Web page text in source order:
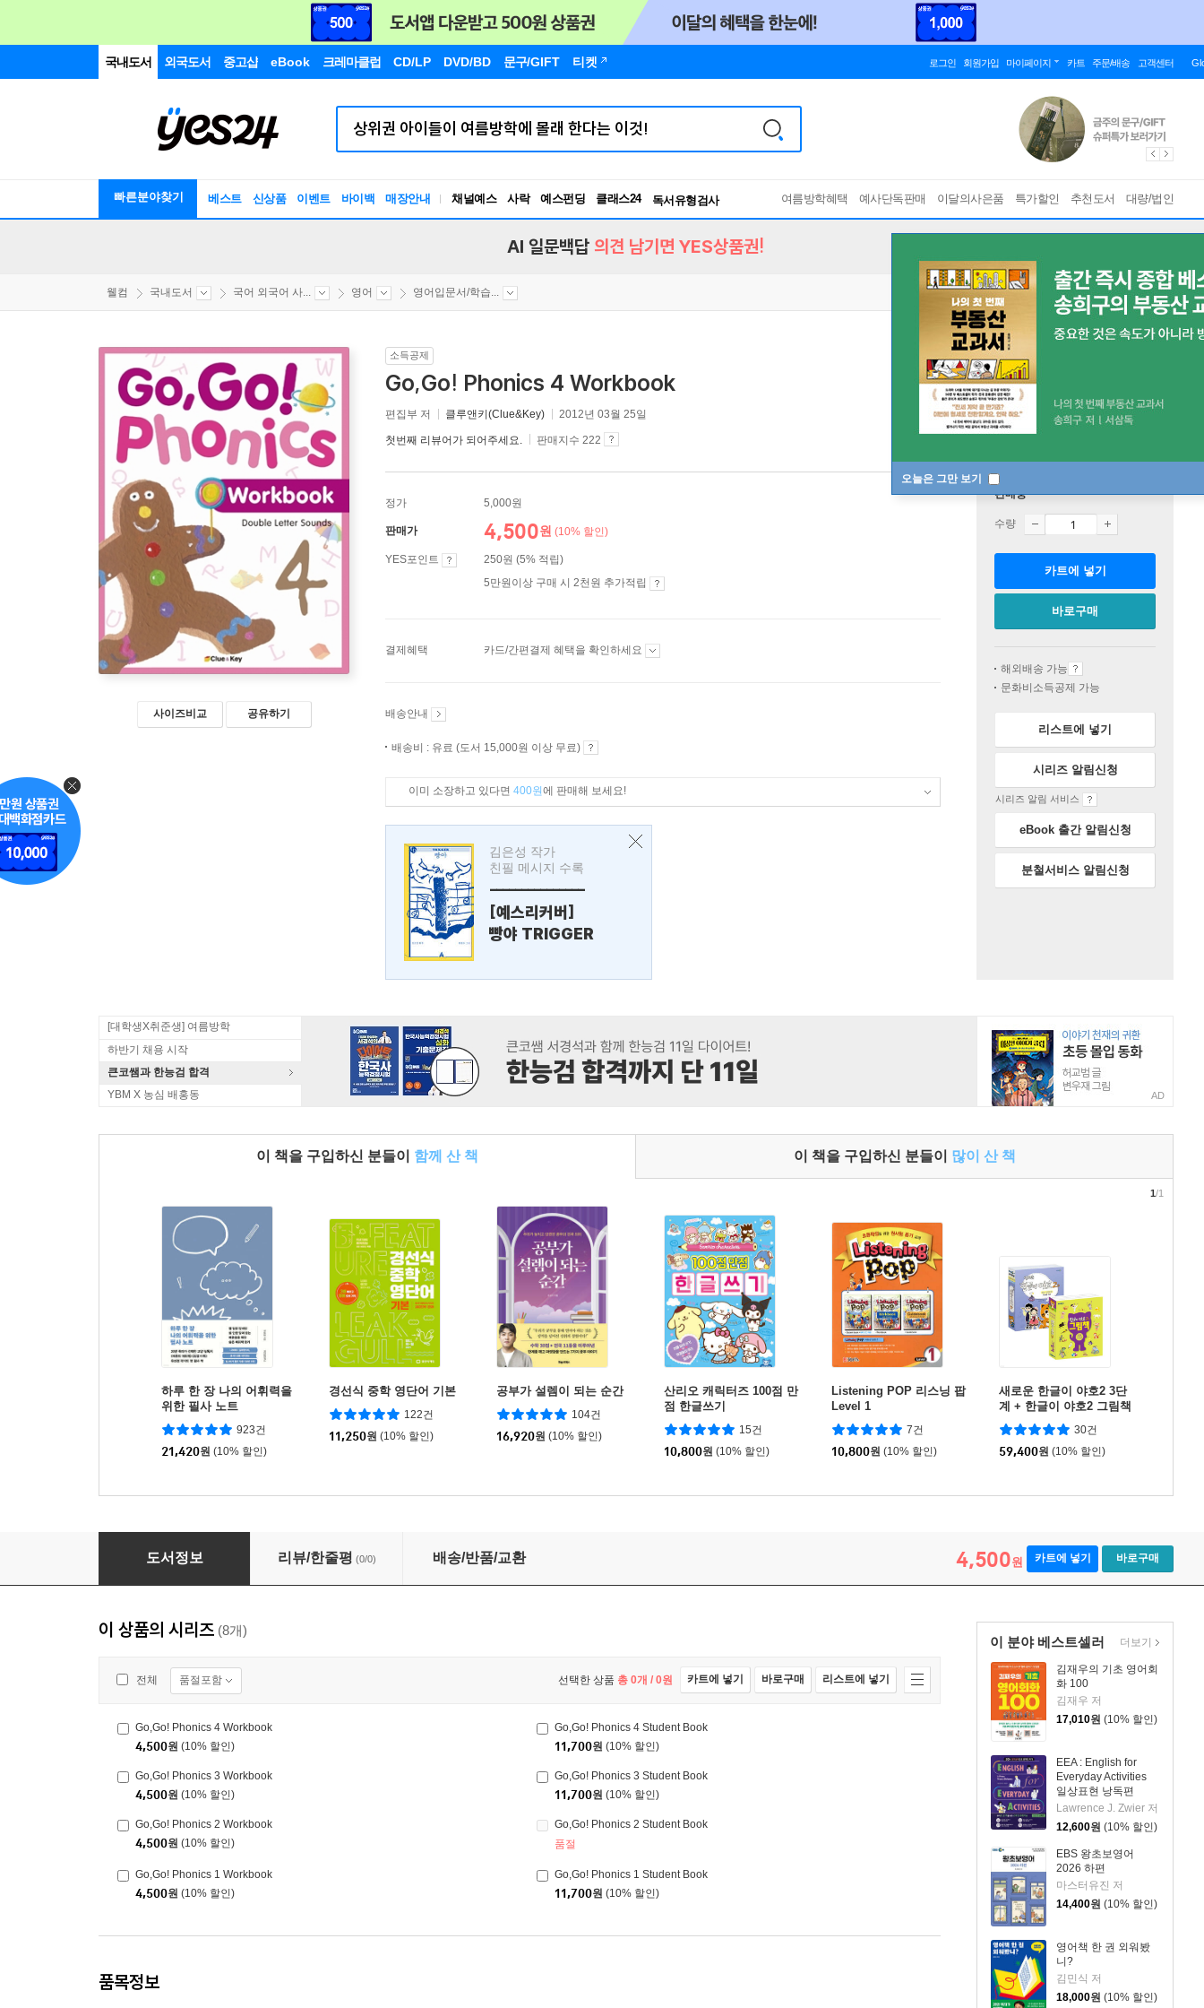
국내도서 외국도서 중고샵 eBook 크레마클럽 CD/LP DVD/BD 문구/GIFT 티켓 로그인 회원가입 마이페이지 카트 주문/배송 고객센터
빠른분야찾기 베스트 신상품 이벤트 바이백 매장안내 채널예스 사락 예스펀딩 클래스24
독서유형검사
RBTI Lab
여름방학혜택 예사단독판매 이달의사은품 특가할인 추천도서 대량/법인
오늘은 그만 보기
AI 일문백답 의견 남기면 YES상품권!
웰컴 국내도서 국어 외국어 사... 영어 영어입문서/학습...
사이즈비교 공유하기
소득공제
Go,Go! Phonics 4 Workbook
편집부 저 클루앤키(Clue&Key) 2012년 03월 25일
첫번째 리뷰어가 되어주세요. 판매지수 222
정가 5,000원
판매가 4,500원 (10% 할인)
YES포인트
250원 (5% 적립)
5만원이상 구매 시 2천원 추가적립
결제혜택 카드/간편결제 혜택을 확인하세요
배송안내
배송비 : 유료 (도서 15,000원 이상 무료)
이미 소장하고 있다면 400원에 판매해 보세요!
김은성 작가
친필 메시지 수록
---------------
[예스리커버]
빵야 TRIGGER
판매중
수량
카트에 넣기
바로구매
해외배송 가능
문화비소득공제 가능
리스트에 넣기
시리즈 알림신청
시리즈 알림 서비스
eBook 출간 알림신청
분철서비스 알림신청
[대학생X취준생] 여름방학
하반기 채용 시작
큰코쌤과 한능검 합격
YBM X 농심 배홍동
AD
이 책을 구입하신 분들이 함께 산 책 이 책을 구입하신 분들이 많이 산 책
하루 한 장 나의 어휘력을
위한 필사 노트
923건
21,420원 (10% 할인)
경선식 중학 영단어 기본
122건
11,250원 (10% 할인)
공부가 설렘이 되는 순간
104건
16,920원 (10% 할인)
산리오 캐릭터즈 100점 만
점 한글쓰기
15건
10,800원 (10% 할인)
Listening POP 리스닝 팝
Level 1
7건
10,800원 (10% 할인)
새로운 한글이 야호2 3단
계 + 한글이 야호2 그림책
3단계 (쌍자음,이중모음)
세트
30건
59,400원 (10% 할인)
1/1
Go,Go! Phonics 4 Workbook
도서정보 리뷰/한줄평 (0/0) 배송/반품/교환 4,500원 카트에 넣기 바로구매
이 분야 베스트셀러
김재우의 기초 영어회
화 100
김재우 저
17,010원 (10% 할인)
EEA : English for
Everyday Activities
일상표현 낭독편
Lawrence J. Zwier 저
12,600원 (10% 할인)
EBS 왕초보영어
2026 하편
마스터유진 저
14,400원 (10% 할인)
영어책 한 권 외워봤
니?
김민식 저
18,000원 (10% 할인)
더보기
이 상품의 시리즈 (8개)
전체 품절포함 선택한 상품 총 0개 / 0원 카트에 넣기 바로구매 리스트에 넣기
Go,Go! Phonics 4 Workbook
4,500원 (10% 할인)
Go,Go! Phonics 4 Student Book
11,700원 (10% 할인)
Go,Go! Phonics 3 Workbook
4,500원 (10% 할인)
Go,Go! Phonics 3 Student Book
11,700원 (10% 할인)
Go,Go! Phonics 2 Workbook
4,500원 (10% 할인)
Go,Go! Phonics 2 Student Book
품절
Go,Go! Phonics 1 Workbook
4,500원 (10% 할인)
Go,Go! Phonics 1 Student Book
11,700원 (10% 할인)
품목정보